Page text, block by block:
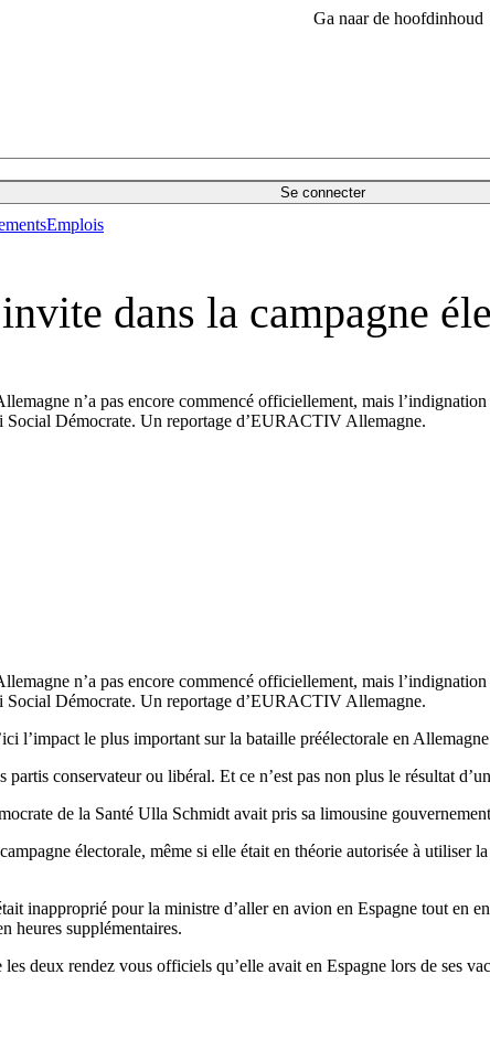
Ga naar de hoofdinhoud
Se connecter
Emplois
dans la campagne
n’a pas encore commencé officiellement, mais
Social Démocrate. Un reportage d’EURACTIV Allemagne.
n’a pas encore commencé officiellement, mais
Social Démocrate. Un reportage d’EURACTIV Allemagne.
l’impact le plus important sur la bataille préélectorale en
partis conservateur ou libéral. Et ce n’est pas non plus le résultat
de la Santé Ulla Schmidt avait pris sa limousine
électorale, même si elle était en théorie autorisée à utiliser
inapproprié pour la ministre d’aller en avion en Espagne tout en
heures supplémentaires.
deux rendez vous officiels qu’elle avait en Espagne lors de ses